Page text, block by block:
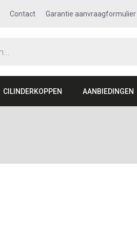
Contact Garantie aanvraagformulier
CILINDERKOPPEN AANBIEDINGEN